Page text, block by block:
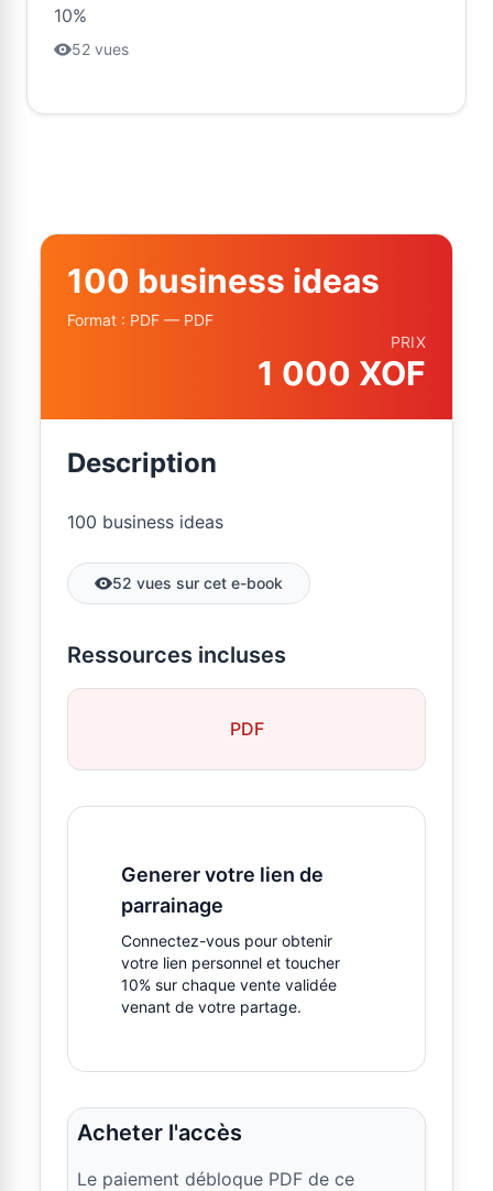
10%
52 vues
100 business ideas
Format : PDF — PDF
PRIX
1 000 XOF
Description
100 business ideas
52 vues sur cet e-book
Ressources incluses
PDF
Generer votre lien de
parrainage
Connectez-vous pour obtenir
votre lien personnel et toucher
10% sur chaque vente validée
venant de votre partage.
Acheter l'accès
Le paiement débloque PDF de ce